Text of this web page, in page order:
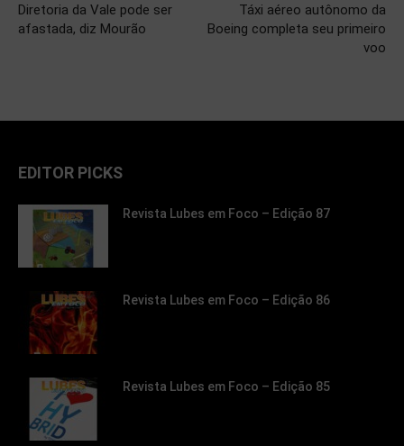
Diretoria da Vale pode ser
afastada, diz Mourão
Táxi aéreo autônomo da
Boeing completa seu primeiro
voo
EDITOR PICKS
Revista Lubes em Foco – Edição 87
Revista Lubes em Foco – Edição 86
Revista Lubes em Foco – Edição 85